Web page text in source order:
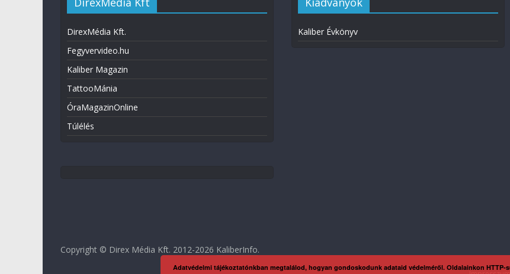
DirexMédia Kft.
Fegyvervideo.hu
Kaliber Magazin
TattooMánia
ÓraMagazinOnline
Túlélés
Kaliber Évkönyv
Copyright © Direx Média Kft. 2012-2026 KaliberInfo.
Adatvédelmi tájékoztatónkban megtalálod, hogyan gondoskodunk adataid védelméről. Oldalainkon